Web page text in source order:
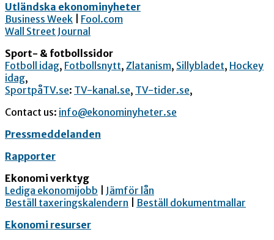
Utländska ekonominyheter
Business Week
Fool.com
Wall Street Journal
Sport- & fotbollssidor
Fotboll idag, Fotbollsnytt, Zlatanism, Sillybladet, Hockey
idag,
SportpåTV.se: TV-kanal.se, TV-tider.se,
Contact us: info@ekonominyheter.se
Pressmeddelanden
Rapporter
Ekonomi verktyg
Lediga ekonomijobb
Jämför lån
Beställ taxeringskalendern
Beställ dokumentmallar
Ekonomi resurser